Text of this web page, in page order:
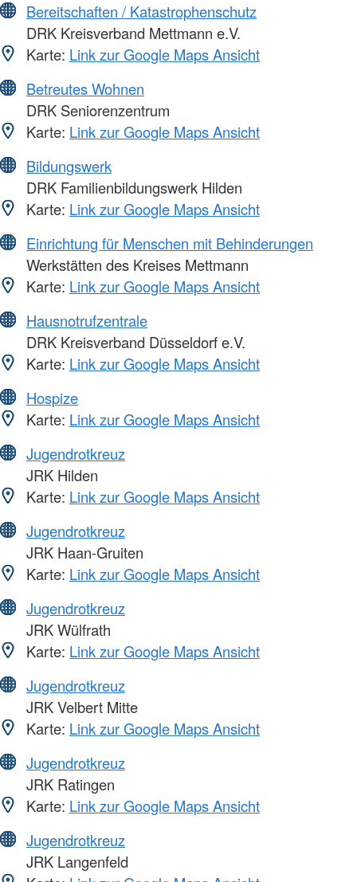
Bereitschaften / Katastrophenschutz
DRK Kreisverband Mettmann e.V.
Karte: Link zur Google Maps Ansicht
Betreutes Wohnen
DRK Seniorenzentrum
Karte: Link zur Google Maps Ansicht
Bildungswerk
DRK Familienbildungswerk Hilden
Karte: Link zur Google Maps Ansicht
Einrichtung für Menschen mit Behinderungen
Werkstätten des Kreises Mettmann
Karte: Link zur Google Maps Ansicht
Hausnotrufzentrale
DRK Kreisverband Düsseldorf e.V.
Karte: Link zur Google Maps Ansicht
Hospize
Karte: Link zur Google Maps Ansicht
Jugendrotkreuz
JRK Hilden
Karte: Link zur Google Maps Ansicht
Jugendrotkreuz
JRK Haan-Gruiten
Karte: Link zur Google Maps Ansicht
Jugendrotkreuz
JRK Wülfrath
Karte: Link zur Google Maps Ansicht
Jugendrotkreuz
JRK Velbert Mitte
Karte: Link zur Google Maps Ansicht
Jugendrotkreuz
JRK Ratingen
Karte: Link zur Google Maps Ansicht
Jugendrotkreuz
JRK Langenfeld